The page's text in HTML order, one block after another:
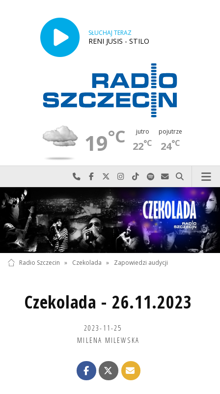
SŁUCHAJ TERAZ
RENI JUSIS - STILO
19°C jutro
22°C
pojutrze
24°C
Najlepiej po prostu do nas zadzwoń
Odwiedź nas na Facebook-u
Odwiedź nas na X
Odwiedź nas na Instagram-ie
Odwiedź nas na TikTok-u
Szukaj nas na Spotify
Wyślij do nas
Szukaj
Radio Szczecin » Czekolada » Zapowiedzi audycji
Czekolada - 26.11.2023
2023-11-25
MILENA MILEWSKA